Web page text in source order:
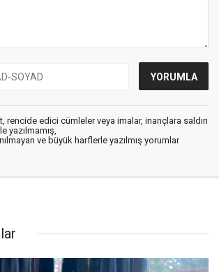
rencide edici cümleler veya imalar, inançlara saldırı
yazılmamış,
ve büyük harflerle yazılmış yorumlar